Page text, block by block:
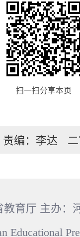
扫一扫分享本页
责编：李达
教育厅 主办：
Educational